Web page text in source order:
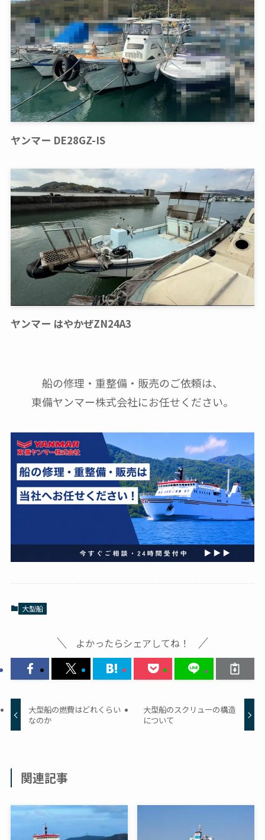
ヤンマー DE28GZ-IS
ヤンマー はやかぜZN24A3
船の修理・重整備・販売のご依頼は、
東備ヤンマー株式会社にお任せください。
大型船
よかったらシェアしてね！
大型船の燃費はどれくらい
なのか
大型船のスクリューの構造
について
関連記事